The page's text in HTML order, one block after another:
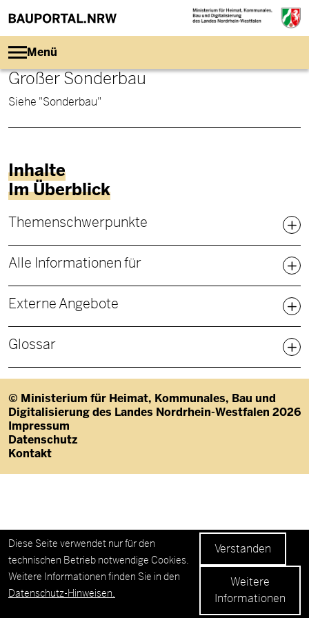
Datenschutzeinstellungen
Diese Seite verwendet nur für den
technischen Betrieb notwendige Cookies.
Weitere Informationen finden Sie in den
Datenschutz-Hinweisen.
Verstanden
Weitere
Informationen
Menü
Großer Sonderbau
Siehe "Sonderbau"
Inhalte
Im Überblick
Fußbereich Sitemap
Themenschwerpunkte
Alle Informationen für
Externe Angebote
Glossar
© Ministerium für Heimat, Kommunales, Bau und
Digitalisierung des Landes Nordrhein-Westfalen 2026
Fußzeile
Impressum
Datenschutz
Kontakt